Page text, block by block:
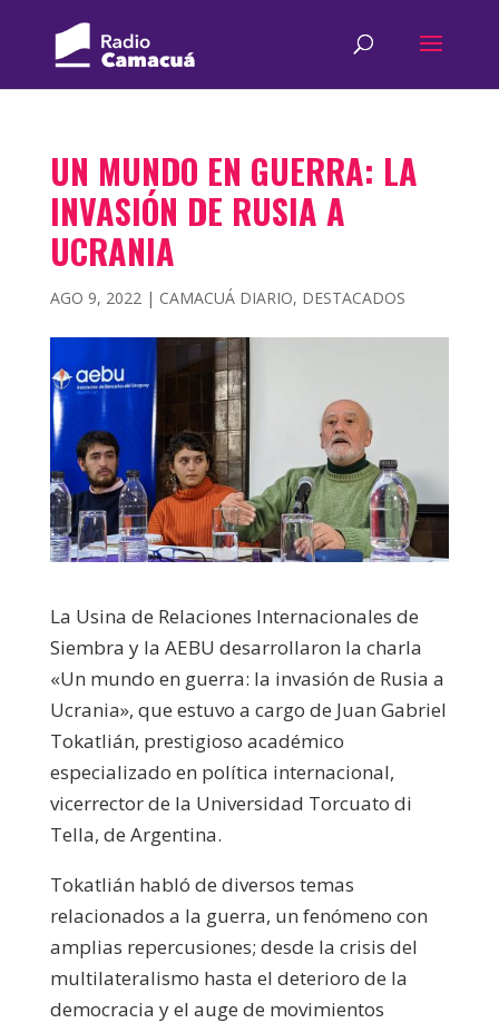
UN MUNDO EN GUERRA: LA
INVASIÓN DE RUSIA A
UCRANIA
AGO 9, 2022| CAMACUÁ DIARIO, DESTACADOS
La Usina de Relaciones Internacionales de
Siembra y la AEBU desarrollaron la charla
«Un mundo en guerra: la invasión de Rusia a
Ucrania», que estuvo a cargo de Juan Gabriel
Tokatlián, prestigioso académico
especializado en política internacional,
vicerrector de la Universidad Torcuato di
Tella, de Argentina.
Tokatlián habló de diversos temas
relacionados a la guerra, un fenómeno con
amplias repercusiones; desde la crisis del
multilateralismo hasta el deterioro de la
democracia y el auge de movimientos